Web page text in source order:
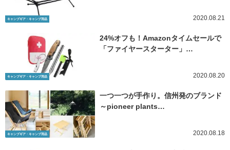
キャンプギア・キャンプ用品 2020.08.21
キャンプギア・キャンプ用品
24%オフも！Amazonタイムセールで
「ファイヤースターター」…
2020.08.20
キャンプギア・キャンプ用品
一つ一つが手作り。信州発のブランド
～pioneer plants…
2020.08.18